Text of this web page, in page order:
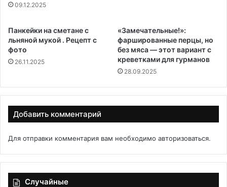
09.12.2025
Панкейки на сметане с
льняной мукой . Рецепт с
фото
26.11.2025
«Замечательные!»:
фаршированные перцы, но
без мяса — этот вариант с
креветками для гурманов
28.09.2025
Добавить комментарий
Для отправки комментария вам необходимо авторизоваться.
Случайные